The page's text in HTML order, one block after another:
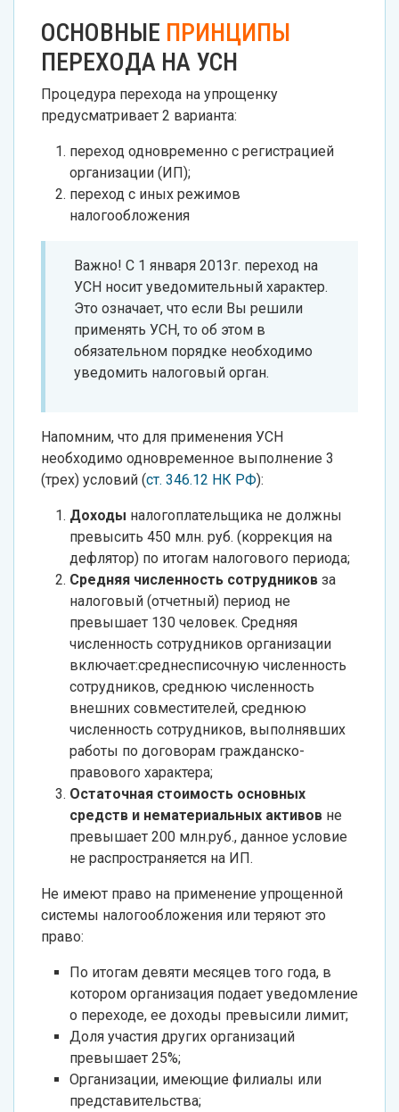
ОСНОВНЫЕ ПРИНЦИПЫ
ПЕРЕХОДА НА УСН
Процедура перехода на упрощенку
предусматривает 2 варианта:
переход одновременно с регистрацией
организации (ИП);
переход с иных режимов
налогообложения
Важно! С 1 января 2013г. переход на
УСН носит уведомительный характер.
Это означает, что если Вы решили
применять УСН, то об этом в
обязательном порядке необходимо
уведомить налоговый орган.
Напомним, что для применения УСН
необходимо одновременное выполнение 3
(трех) условий (ст. 346.12 НК РФ):
Доходы налогоплательщика не должны
превысить 450 млн. руб. (коррекция на
дефлятор) по итогам налогового периода;
Средняя численность сотрудников за
налоговый (отчетный) период не
превышает 130 человек. Средняя
численность сотрудников организации
включает:среднесписочную численность
сотрудников, среднюю численность
внешних совместителей, среднюю
численность сотрудников, выполнявших
работы по договорам гражданско-
правового характера;
Остаточная стоимость основных
средств и нематериальных активов не
превышает 200 млн.руб., данное условие
не распространяется на ИП.
Не имеют право на применение упрощенной
системы налогообложения или теряют это
право:
По итогам девяти месяцев того года, в
котором организация подает уведомление
о переходе, ее доходы превысили лимит;
Доля участия других организаций
превышает 25%;
Организации, имеющие филиалы или
представительства;